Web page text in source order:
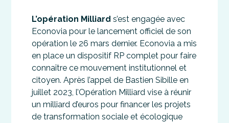
L’opération Milliard s’est engagée avec
Econovia pour le lancement officiel de son
opération le 26 mars dernier. Econovia a mis
en place un dispositif RP complet pour faire
connaître ce mouvement institutionnel et
citoyen. Après l’appel de Bastien Sibille en
juillet 2023, l’Opération Milliard vise à réunir
un milliard d’euros pour financer les projets
de transformation sociale et écologique